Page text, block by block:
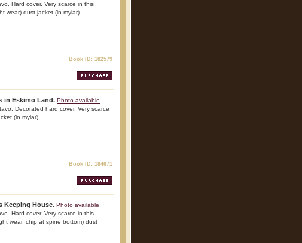
Hard cover. Very scarce in this
wear) dust jacket (in mylar).
Book ID: 182579
in Eskimo Land. Photo available
Decorated hard cover. Very scarce
(in mylar).
Book ID: 184671
Keeping House. Photo available
Hard cover. Very scarce in this
wear, chip at spine bottom) dust